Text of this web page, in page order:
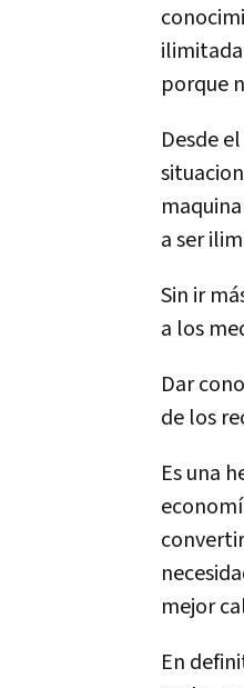
porque
Desde
a ser
Sin ir
a los
Dar
de los
Es una
mejor
En